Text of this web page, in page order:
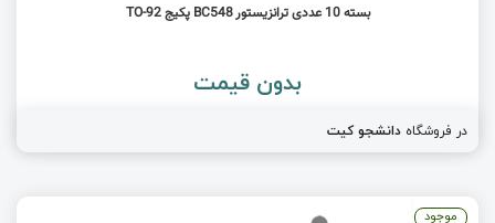
بسته 10 عددی ترانزیستور BC548 پکیج TO-92
بدون قیمت
در فروشگاه دانشجو کیت
موجود